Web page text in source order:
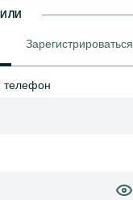
ИЛИ
Зарегистрироваться
телефон